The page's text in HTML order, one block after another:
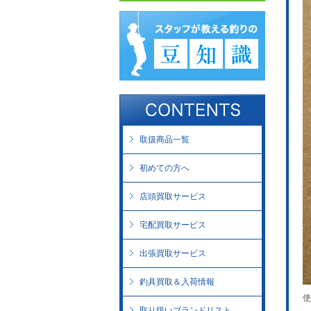
取扱商品一覧
初めての方へ
店頭買取サービス
宅配買取サービス
出張買取サービス
釣具買取＆入荷情報